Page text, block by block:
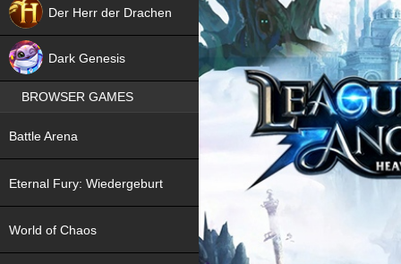
Der Herr der Drachen
Dark Genesis
NEW
BROWSER GAMES
Battle Arena
Eternal Fury: Wiedergeburt
World of Chaos